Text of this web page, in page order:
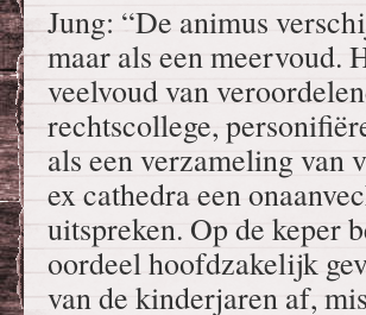
Jung: “De animus
maar als een meervoud.
veelvoud van
rechtscollege,
als een verzameling van
ex cathedra een
uitspreken. Op de keper
oordeel hoofdzakelijk
van de kinderjaren af,